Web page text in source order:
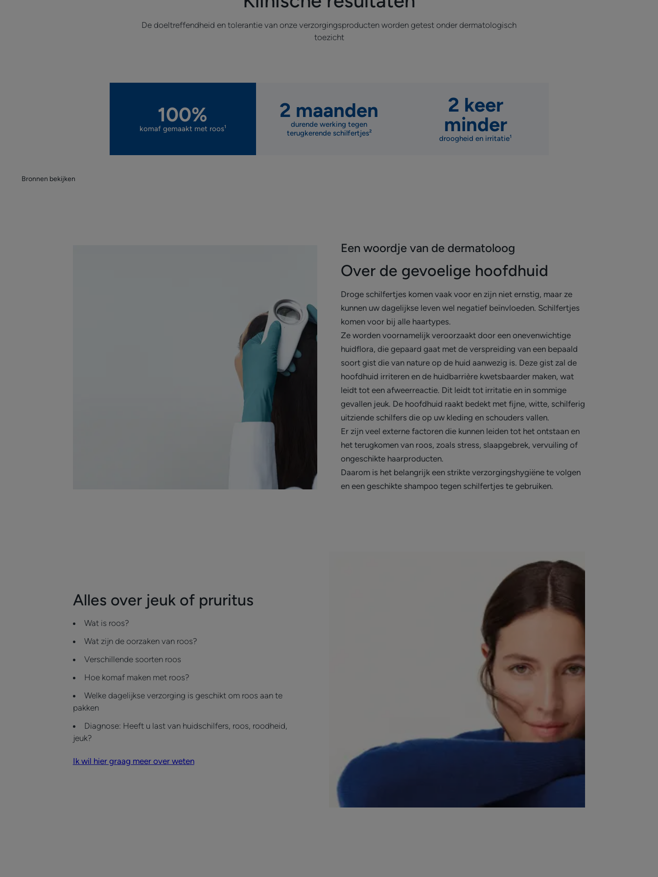
Tsjechië, Bulgarije) - 2023. Naar waarde.
**Farmacologisch onderzoek op huidexplantaten.
De doeltreffendheid en tolerantie van onze verzorgingsproducten worden getest onder dermatologisch
toezicht
100%
komaf gemaakt met roos¹
2 maanden
durende werking tegen
terugkerende schilfertjes²
2 keer
minder
droogheid en irritatie¹
Bronnen bekijken
Een woordje van de dermatoloog
Over de gevoelige hoofdhuid
Droge schilfertjes komen vaak voor en zijn niet ernstig, maar ze
kunnen uw dagelijkse leven wel negatief beïnvloeden. Schilfertjes
komen voor bij alle haartypes.
Ze worden voornamelijk veroorzaakt door een onevenwichtige
huidflora, die gepaard gaat met de verspreiding van een bepaald
soort gist die van nature op de huid aanwezig is. Deze gist zal de
hoofdhuid irriteren en de huidbarrière kwetsbaarder maken, wat
leidt tot een afweerreactie. Dit leidt tot irritatie en in sommige
gevallen jeuk. De hoofdhuid raakt bedekt met fijne, witte, schilferig
uitziende schilfers die op uw kleding en schouders vallen.
Er zijn veel externe factoren die kunnen leiden tot het ontstaan en
het terugkomen van roos, zoals stress, slaapgebrek, vervuiling of
ongeschikte haarproducten.
Daarom is het belangrijk een strikte verzorgingshygiëne te volgen
en een geschikte shampoo tegen schilfertjes te gebruiken.
Alles over jeuk of pruritus
Wat is roos?
Wat zijn de oorzaken van roos?
Verschillende soorten roos
Hoe komaf maken met roos?
Welke dagelijkse verzorging is geschikt om roos aan te
pakken
Diagnose: Heeft u last van huidschilfers, roos, roodheid,
jeuk?
Ik wil hier graag meer over weten